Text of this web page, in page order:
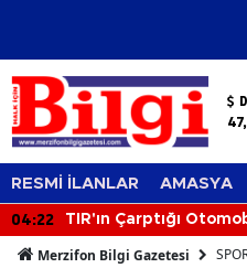
RESMİ İLANLAR AMASYA
04:22 TIR'ın Çarptığı
Merzifon Bilgi Gazetesi